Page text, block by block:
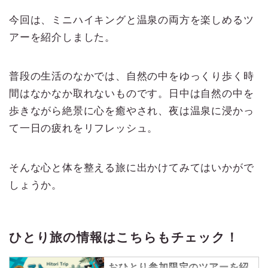
今回は、ミニハイキングと温泉の両方を楽しめるツ
アーを紹介しました。
普段の生活のなかでは、自然の中をゆっくり歩く時
間はなかなか取れないものです。日中は自然の中を
歩きながら絶景に心を癒やされ、夜は温泉に浸かっ
て一日の疲れをリフレッシュ。
そんな心と体を整える旅に出かけてみてはいかがで
しょうか。
ひとり旅の情報はこちらもチェック！